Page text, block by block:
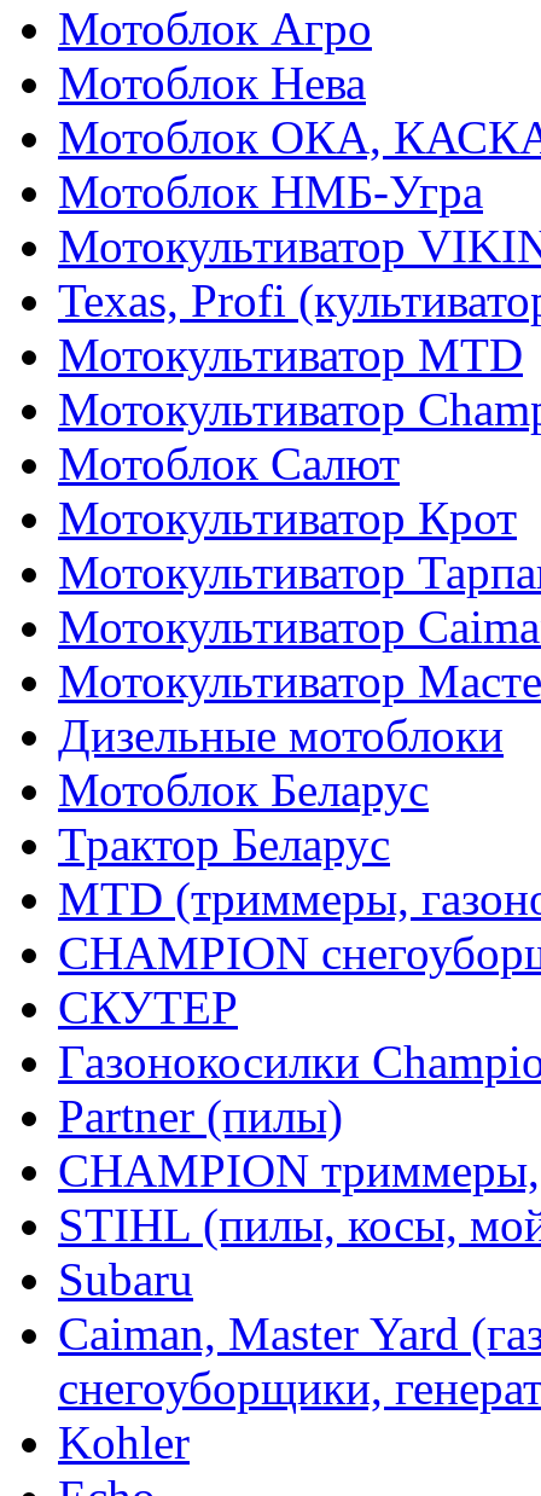
Мотоблок Агро
Мотоблок Нева
Мотоблок ОКА,
Мотоблок НМБ-Угра
Мотокультиватор
Texas, Profi
Мотокультиватор MTD
Мотокультиватор
Мотоблок Салют
Мотокультиватор Крот
Мотокультиватор
Мотокультиватор
Мотокультиватор
Дизельные мотоблоки
Мотоблок Беларус
Трактор Беларус
MTD (триммеры,
CHAMPION
СКУТЕР
Газонокосилки
Partner (пилы)
CHAMPION
STIHL (пилы, косы,
Subaru
Caiman, Master Yard
снегоуборщики,
Kohler